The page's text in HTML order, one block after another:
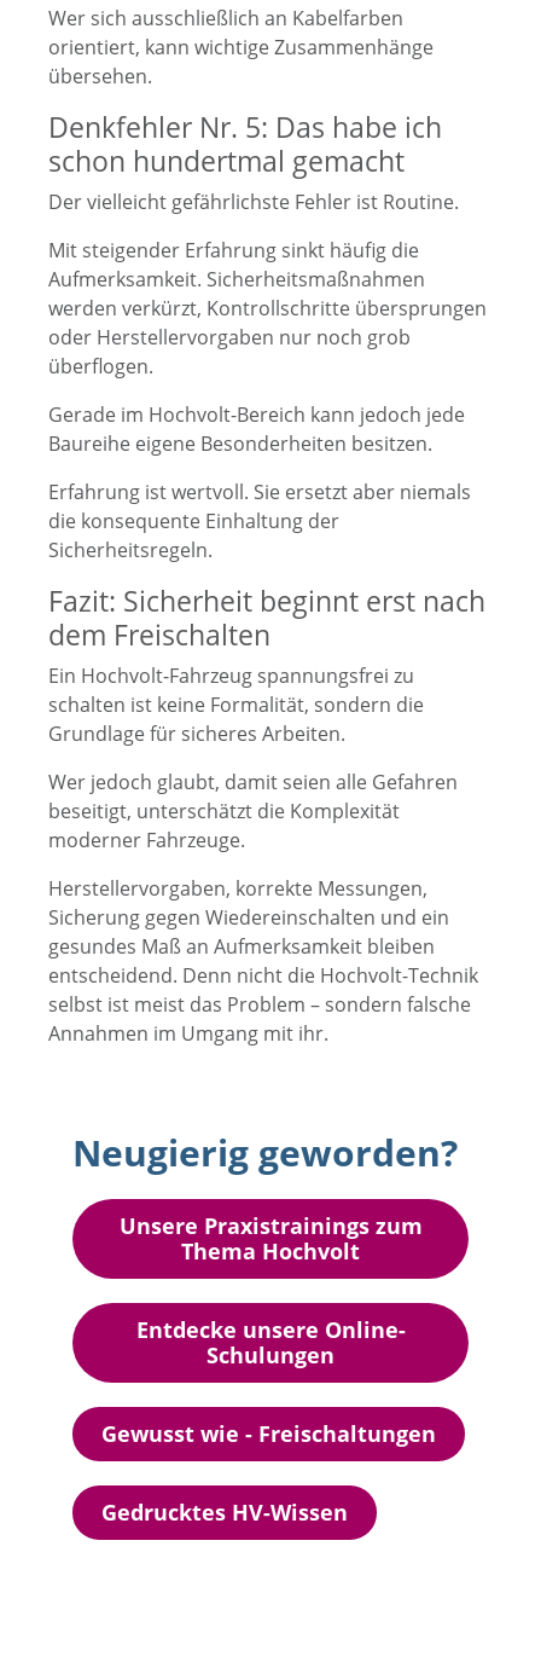
Wer sich ausschließlich an Kabelfarben
orientiert, kann wichtige Zusammenhänge
übersehen.
Denkfehler Nr. 5: Das habe ich
schon hundertmal gemacht
Der vielleicht gefährlichste Fehler ist Routine.
Mit steigender Erfahrung sinkt häufig die
Aufmerksamkeit. Sicherheitsmaßnahmen
werden verkürzt, Kontrollschritte übersprungen
oder Herstellervorgaben nur noch grob
überflogen.
Gerade im Hochvolt-Bereich kann jedoch jede
Baureihe eigene Besonderheiten besitzen.
Erfahrung ist wertvoll. Sie ersetzt aber niemals
die konsequente Einhaltung der
Sicherheitsregeln.
Fazit: Sicherheit beginnt erst nach
dem Freischalten
Ein Hochvolt-Fahrzeug spannungsfrei zu
schalten ist keine Formalität, sondern die
Grundlage für sicheres Arbeiten.
Wer jedoch glaubt, damit seien alle Gefahren
beseitigt, unterschätzt die Komplexität
moderner Fahrzeuge.
Herstellervorgaben, korrekte Messungen,
Sicherung gegen Wiedereinschalten und ein
gesundes Maß an Aufmerksamkeit bleiben
entscheidend. Denn nicht die Hochvolt-Technik
selbst ist meist das Problem – sondern falsche
Annahmen im Umgang mit ihr.
Neugierig geworden?
Unsere Praxistrainings zum
Thema Hochvolt
Entdecke unsere Online-
Schulungen
Gewusst wie - Freischaltungen
Gedrucktes HV-Wissen